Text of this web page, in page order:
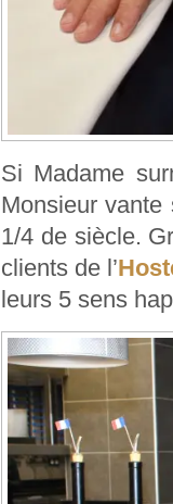
Si Madame
Monsieur
1/4 de siècle.
clients de l’
leurs 5 sens